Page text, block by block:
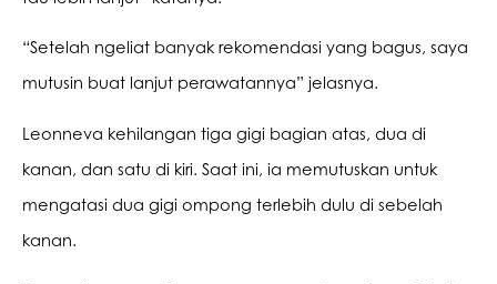
“Setelah ngeliat banyak rekomendasi yang bagus, saya
mutusin buat lanjut perawatannya” jelasnya.
Leonneva kehilangan tiga gigi bagian atas, dua di
kanan, dan satu di kiri. Saat ini, ia memutuskan untuk
mengatasi dua gigi ompong terlebih dulu di sebelah
kanan.